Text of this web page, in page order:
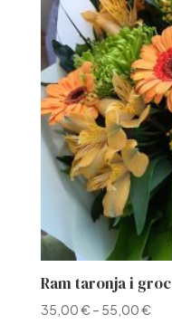
Ram taronja i groc
35,00€ – 55,00€